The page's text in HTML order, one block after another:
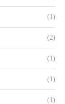
(1)
(2)
(1)
(1)
(1)